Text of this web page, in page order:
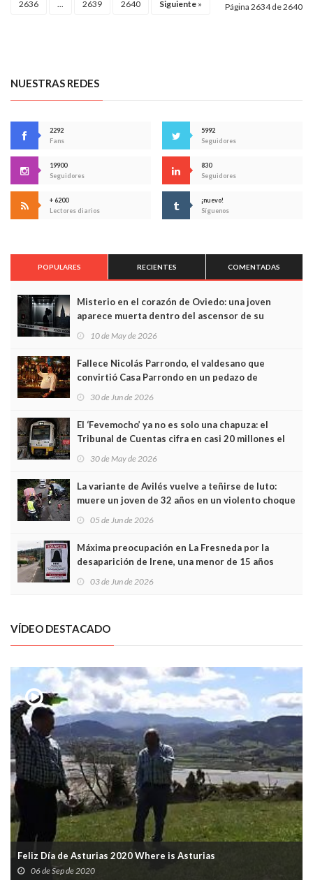
2636 2639 2640 Siguiente » Página 2634 de 2640
NUESTRAS REDES
2292
Fans
5992
Seguidores
19900
Seguidores
830
Seguidores
+ 6200
Lectores diarios
¡nuevo!
Síguenos
POPULARES RECIENTES COMENTADAS
Misterio en el corazón de Oviedo: una joven
aparece muerta dentro del ascensor de su
10 de May de 2026
Fallece Nicolás Parrondo, el valdesano que
convirtió Casa Parrondo en un pedazo de
30 de Jun de 2026
El ‘Fevemocho’ ya no es solo una chapuza: el
Tribunal de Cuentas cifra en casi 20 millones el
30 de May de 2026
La variante de Avilés vuelve a teñirse de luto:
muere un joven de 32 años en un violento choque
05 de Jun de 2026
Máxima preocupación en La Fresneda por la
desaparición de Irene, una menor de 15 años
03 de Jun de 2026
VÍDEO DESTACADO
Feliz Día de Asturias 2020 Where is Asturias
06 de Sep de 2020